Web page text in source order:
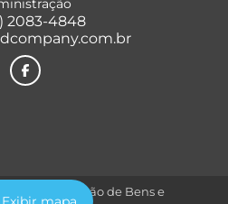
2083-4848
Administração de Bens e